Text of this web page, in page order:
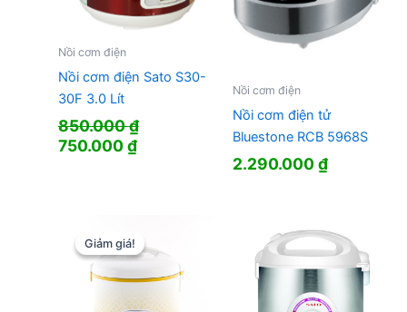
Nồi cơm điện
Nồi cơm điện Sato S30-
30F 3.0 Lít
850.000₫
Giá
750.000₫Giá
Nồi cơm điện
Nồi cơm điện tử
Bluestone RCB 5968S
2.290.000₫
Giảm giá!
Giảm giá!